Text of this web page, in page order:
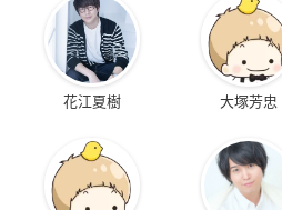
花江夏樹 大塚芳忠